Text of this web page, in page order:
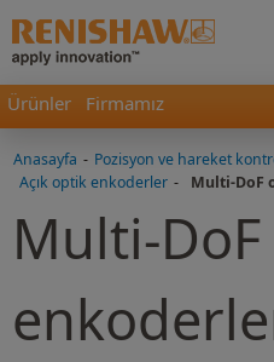
Ürünler Firmamız
Anasayfa - Pozisyon ve hareket
Açık optik enkoderler - Multi-DoF
Multi-